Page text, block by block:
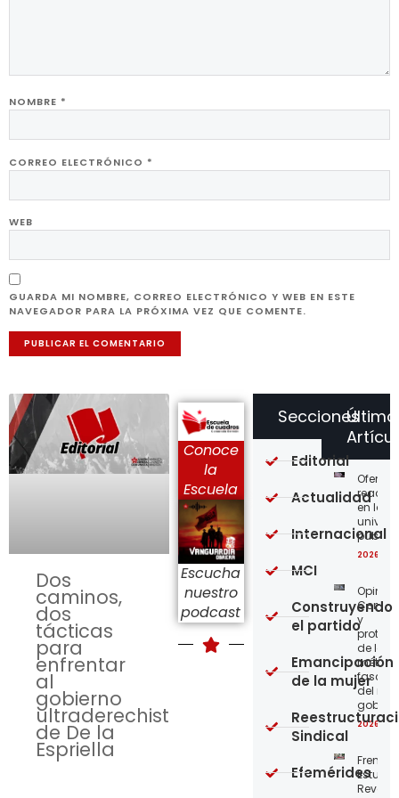
NOMBRE *
CORREO ELECTRÓNICO *
WEB
GUARDA MI NOMBRE, CORREO ELECTRÓNICO Y WEB EN ESTE
NAVEGADOR PARA LA PRÓXIMA VEZ QUE COMENTE.
Dos
caminos,
dos
tácticas
para
enfrentar
al
gobierno
ultraderechista
de De la
Espriella
Conoce
la
Escuela
Escucha
nuestro
podcast
en las
2026-
y
de los
del
2026-
Frente
Secciones
Editorial
Actualidad
Internacional
MCI
Construyendo
el partido
Emancipación
de la mujer
Sindical
Efemérides